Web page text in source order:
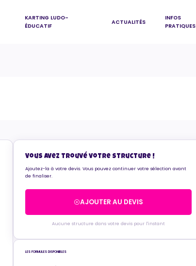
KARTING LUDO-
ÉDUCATIF
ACTUALITÉS
INFOS
PRATIQUES
Vous avez trouvé votre structure !
Ajoutez-la à votre devis. Vous pouvez continuer votre sélection avant
de finaliser.
AJOUTER AU DEVIS
Aucune structure dans votre devis pour l'instant
LES FORMULES DISPONIBLES